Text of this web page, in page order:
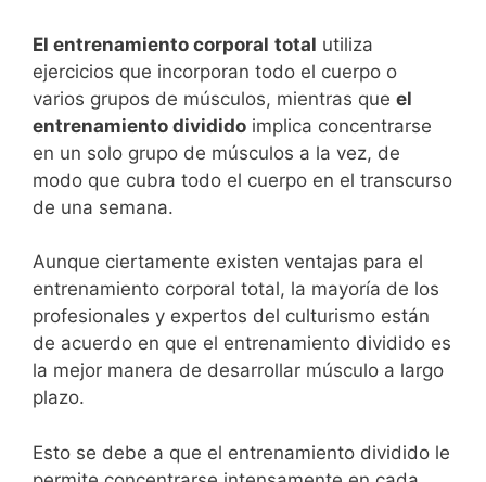
El entrenamiento corporal total utiliza
ejercicios que incorporan todo el cuerpo o
varios grupos de músculos, mientras que el
entrenamiento dividido implica concentrarse
en un solo grupo de músculos a la vez, de
modo que cubra todo el cuerpo en el transcurso
de una semana.
Aunque ciertamente existen ventajas para el
entrenamiento corporal total, la mayoría de los
profesionales y expertos del culturismo están
de acuerdo en que el entrenamiento dividido es
la mejor manera de desarrollar músculo a largo
plazo.
Esto se debe a que el entrenamiento dividido le